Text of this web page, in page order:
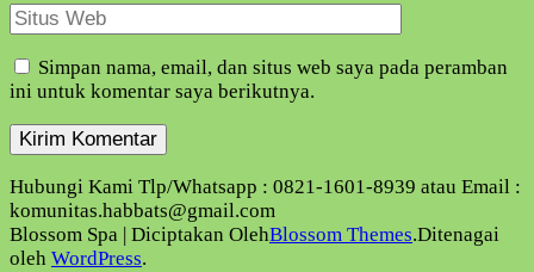
Situs
Web
Simpan nama, email, dan situs web saya pada peramban
ini untuk komentar saya berikutnya.
Hubungi Kami Tlp/Whatsapp : 0821-1601-8939 atau Email :
komunitas.habbats@gmail.com
Blossom Spa | Diciptakan OlehBlossom Themes.Ditenagai
oleh WordPress.